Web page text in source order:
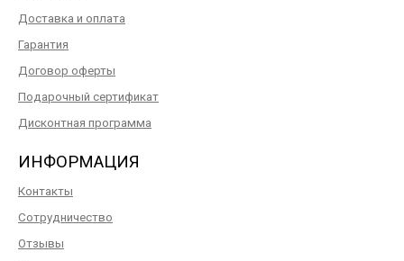
Доставка и оплата
Гарантия
Договор оферты
Подарочный сертификат
Дисконтная программа
ИНФОРМАЦИЯ
Контакты
Сотрудничество
Отзывы